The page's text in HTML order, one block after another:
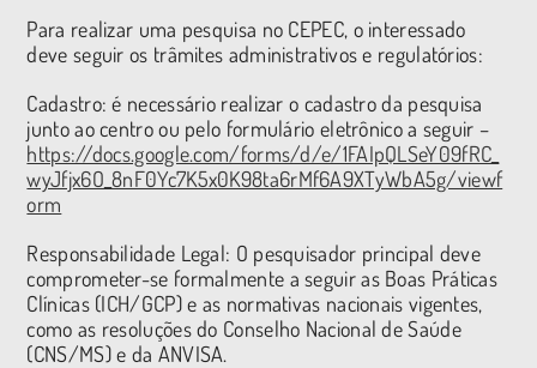
Para realizar uma pesquisa no CEPEC, o interessado
deve seguir os trâmites administrativos e regulatórios:
Cadastro: é necessário realizar o cadastro da pesquisa
junto ao centro ou pelo formulário eletrônico a seguir –
https://docs.google.com/forms/d/e/1FAIpQLSeY09fRC_
wyJfjx6O_8nF0Yc7K5x0K98ta6rMf6A9XTyWbA5g/viewf
orm
Responsabilidade Legal: O pesquisador principal deve
comprometer-se formalmente a seguir as Boas Práticas
Clínicas (ICH/GCP) e as normativas nacionais vigentes,
como as resoluções do Conselho Nacional de Saúde
(CNS/MS) e da ANVISA.